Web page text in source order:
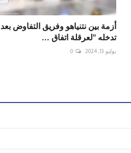
أزمة بين نتنياهو وفريق التفاوض بعد
تدخله "لعرقلة اتفاق ...
يوليو 13, 2024 0